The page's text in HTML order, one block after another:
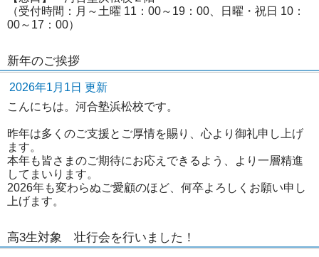
（受付時間：月～土曜 11：00～19：00、日曜・祝日 10：
00～17：00）
新年のご挨拶
2026年1月1日 更新
こんにちは。河合塾浜松校です。
昨年は多くのご支援とご厚情を賜り、心より御礼申し上げ
ます。
本年も皆さまのご期待にお応えできるよう、より一層精進
してまいります。
2026年も変わらぬご愛顧のほど、何卒よろしくお願い申し
上げます。
高3生対象 壮行会を行いました！